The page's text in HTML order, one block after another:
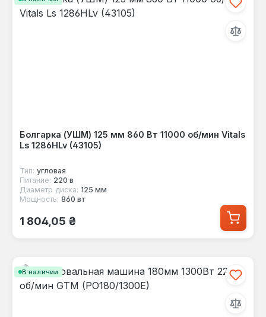
Болгарка (УШМ) 125 мм 860 Вт 11000 об/мин Vitals
Ls 1286HLv (43105)
Тип: угловая
Питание: 220 в
Диаметр диска: 125 мм
Мощность: 860 вт
Обычная цена:
1 804,05 ₴
В наличии